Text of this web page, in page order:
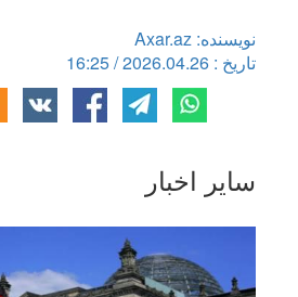
نویسنده: Axar.az
تاریخ : 2026.04.26 / 16:25
سایر اخبار